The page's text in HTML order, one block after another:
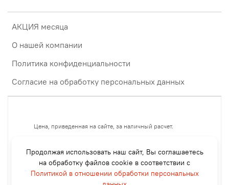
АКЦИЯ месяца
О нашей компании
Политика конфиденциальности
Согласие на обработку персональных данных
Цена, приведенная на сайте, за наличный расчет.
- оплата безнал с НДС +15%,
- оплата без НДС +12%.
- оплата картой через терминал +7%
- оплата СБП через терминал или Qr код +6%
Продолжая использовать наш сайт, Вы соглашаетесь
на обработку файлов cookie в соответствии с
Политикой в отношении обработки персональных